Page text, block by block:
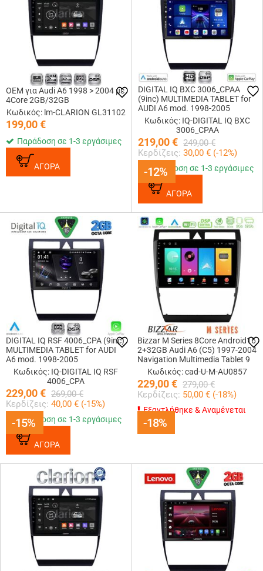
OEM για Audi A6 1998 > 2004 με
4Core 2GB/32GB
Κωδικός: lm-CLARION GL31102
199,00€
Παράδοση σε 1-3 εργάσιμες
ΑΓΟΡΑ -12%
DIGITAL IQ BXC 3006_CPAA
(9inc) MULTIMEDIA TABLET for
AUDI A6 mod. 1998-2005
Κωδικός: IQ-DIGITAL IQ BXC
3006_CPAA
219,00€ 249,00 €
Κερδίζεις: 30,00 € (-12%)
-12%
Παράδοση σε 1-3 εργάσιμες
ΑΓΟΡΑ
-15%
DIGITAL IQ RSF 4006_CPA (9inc)
MULTIMEDIA TABLET for AUDI
A6 mod. 1998-2005
Κωδικός: IQ-DIGITAL IQ RSF
4006_CPA
229,00€ 269,00 €
Κερδίζεις: 40,00 € (-15%)
-15%
Παράδοση σε 1-3 εργάσιμες
ΑΓΟΡΑ
-18%
Bizzar M Series 8Core Android16
2+32GB Audi A6 (C5) 1997-2004
Navigation Multimedia Tablet 9
Κωδικός: cad-U-M-AU0857
229,00€ 279,00 €
Κερδίζεις: 50,00 € (-18%)
-18%
Εξαντλήθηκε & Αναμένεται